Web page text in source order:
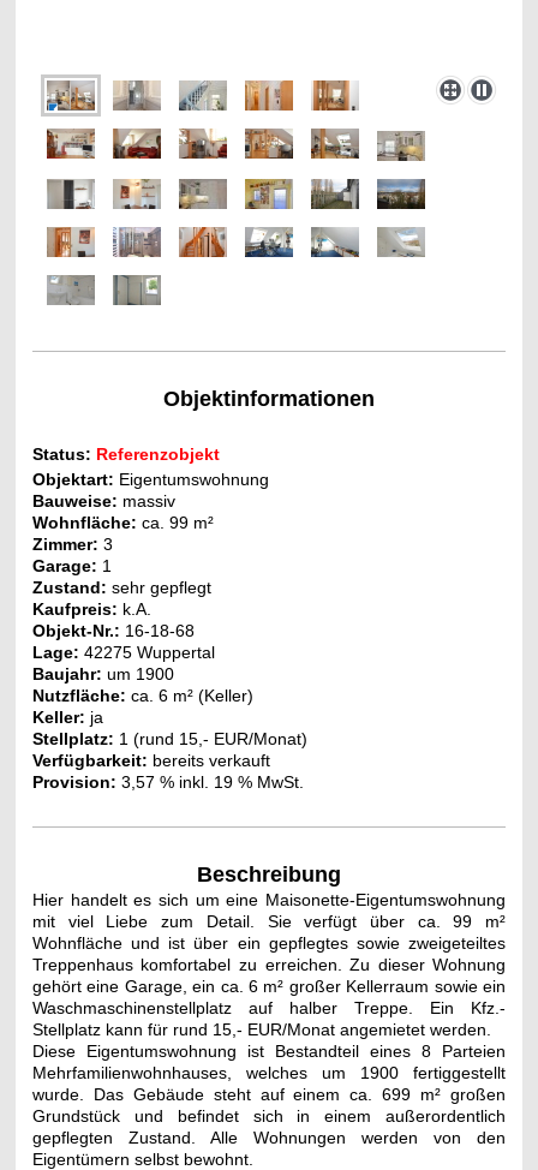
Objektinformationen
Status: Referenzobjekt
Objektart: Eigentumswohnung
Bauweise: massiv
Wohnfläche: ca. 99 m²
Zimmer: 3
Garage: 1
Zustand: sehr gepflegt
Kaufpreis: k.A.
Objekt-Nr.: 16-18-68
Lage: 42275 Wuppertal
Baujahr: um 1900
Nutzfläche: ca. 6 m² (Keller)
Keller: ja
Stellplatz: 1 (rund 15,- EUR/Monat)
Verfügbarkeit: bereits verkauft
Provision: 3,57 % inkl. 19 % MwSt.
Beschreibung
Hier handelt es sich um eine Maisonette-Eigentumswohnung
mit viel Liebe zum Detail. Sie verfügt über ca. 99 m²
Wohnflächeund ist über ein gepflegtes sowie zweigeteiltes
Treppenhaus komfortabel zu erreichen. Zu dieser Wohnung
gehört eine Garage, ein ca. 6 m² großer Kellerraum sowie ein
Waschmaschinenstellplatz auf halber Treppe. Ein Kfz.-
Stellplatz kann für rund 15,- EUR/Monat angemietet werden.
Diese Eigentumswohnung ist Bestandteil eines 8 Parteien
Mehrfamilienwohnhauses, welches um 1900 fertiggestellt
wurde. Das Gebäude steht auf einem ca. 699 m² großen
Grundstück und befindet sich in einem außerordentlich
gepflegten Zustand. Alle Wohnungen werden von den
Eigentümern selbst bewohnt.